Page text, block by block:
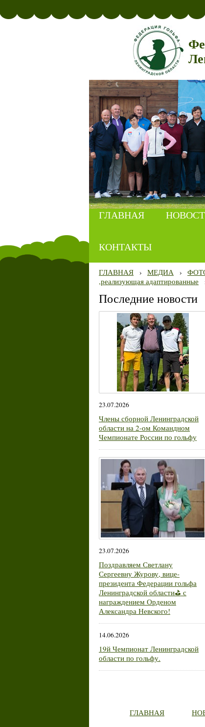
ГЛАВНАЯ
КОНТАКТЫ
ГЛАВНАЯ › МЕДИА ›
,реализующая адаптированные
Последние новости
23.07.2026
Члены сборной Ленинградской
области на 2-ом Командном
Чемпионате России по гольфу
23.07.2026
Поздравляем Светлану
Сергеевну Журову, вице-
президента Федерации гольфа
Ленинградской области⛳ с
награждением Орденом
Александра Невского!
14.06.2026
19й Чемпионат Ленинградской
области по гольфу.
ГЛАВНАЯ